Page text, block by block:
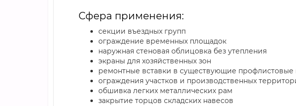
Сфера применения:
секции въездных групп
ограждение временных площадок
наружная стеновая облицовка без утепления
экраны для хозяйственных зон
ремонтные вставки в существующие профлистовые
ограждения участков и производственных
обшивка легких металлических рам
закрытие торцов складских навесов